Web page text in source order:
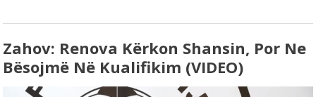
Zahov: Renova Kërkon Shansin, Por Ne
Bësojmë Në Kualifikim (VIDEO)